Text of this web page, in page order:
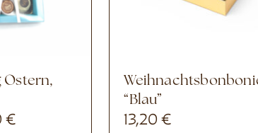
€
Weihnachtsbonboniere
“Blau”
13,20€